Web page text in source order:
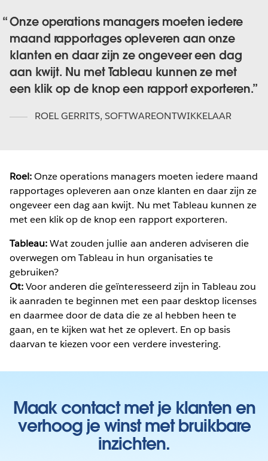
Onze operations managers moeten iedere
maand rapportages opleveren aan onze
klanten en daar zijn ze ongeveer een dag
aan kwijt. Nu met Tableau kunnen ze met
een klik op de knop een rapport exporteren.
ROEL GERRITS, SOFTWAREONTWIKKELAAR
Roel:Onze operations managers moeten iedere maand
rapportages opleveren aan onze klanten en daar zijn ze
ongeveer een dag aan kwijt. Nu met Tableau kunnen ze
met een klik op de knop een rapport exporteren.
Tableau:Wat zouden jullie aan anderen adviseren die
overwegen om Tableau in hun organisaties te
gebruiken?
Ot:Voor anderen die geïnteresseerd zijn in Tableau zou
ik aanraden te beginnen met een paar desktop licenses
en daarmee door de data die ze al hebben heen te
gaan, en te kijken wat het ze oplevert. En op basis
daarvan te kiezen voor een verdere investering.
Maak contact met je klanten en
verhoog je winst met bruikbare
inzichten.